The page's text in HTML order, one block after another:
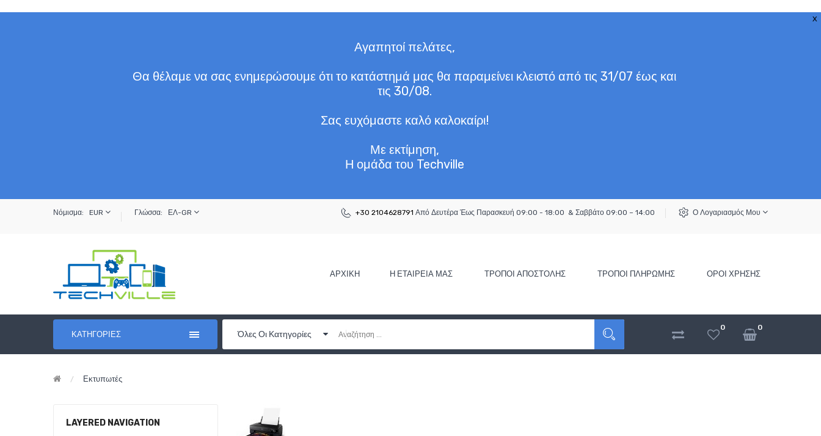
X
Αγαπητοί πελάτες,
Θα θέλαμε να σας ενημερώσουμε ότι το κατάστημά μας θα παραμείνει κλειστό από τις 31/07 έως και
τις 30/08.
Σας ευχόμαστε καλό καλοκαίρι!
Με εκτίμηση,
Η ομάδα του Techville
Νόμισμα: EUR Γλώσσα: ΕΛ-GR +30 2104628791 Από Δευτέρα Έως Παρασκευή 09:00 - 18:00 & Σαββάτο 09:00 – 14:00 Ο Λογαριασμός Μου
ΑΡΧΙΚΉ Η ΕΤΑΙΡΕΊΑ ΜΑΣ ΤΡΌΠΟΙ ΑΠΟΣΤΟΛΉΣ ΤΡΌΠΟΙ ΠΛΗΡΩΜΉΣ ΌΡΟΙ ΧΡΉΣΗΣ
ΚΑΤΗΓΟΡΊΕΣ Όλες Οι Κατηγορίες
0 0
Εκτυπωτές
LAYERED NAVIGATION